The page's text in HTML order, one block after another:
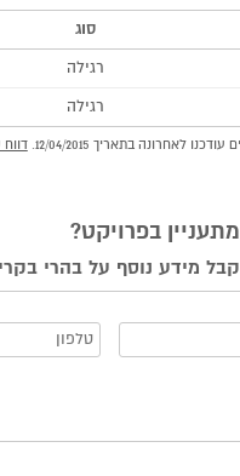
סוג
רגילה
רגילה
דווח
מתעניין בפרויקט?
קבל מידע נוסף על בהרי